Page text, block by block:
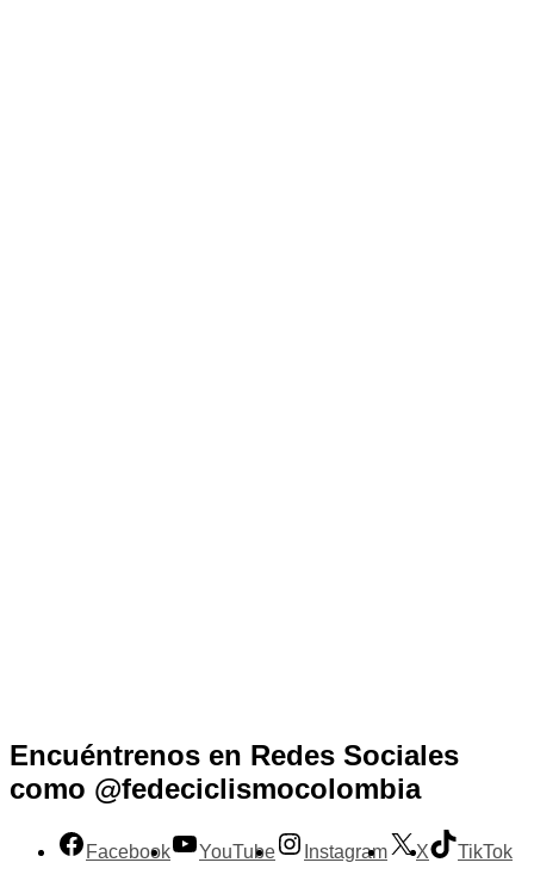
Encuéntrenos en Redes Sociales
como @fedeciclismocolombia
Facebook YouTube Instagram X
TikTok